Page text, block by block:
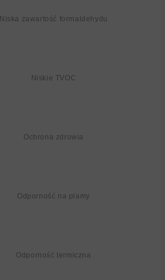
Niska zawartość formaldehydu
Niskie TVOC
Ochrona zdrowia
Odporność na plamy
Odporność termiczna